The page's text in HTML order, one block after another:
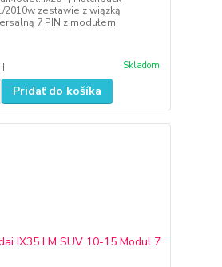
2010w zestawie z wiązką
7 PIN z modułem
Skladom
Pridať do košíka